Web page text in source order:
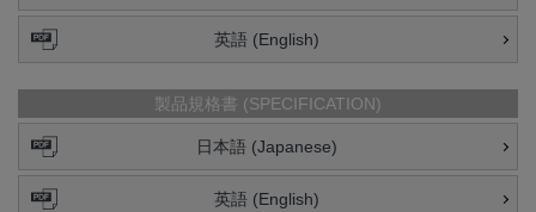
英語 (English)
製品規格書 (SPECIFICATION)
日本語 (Japanese)
英語 (English)